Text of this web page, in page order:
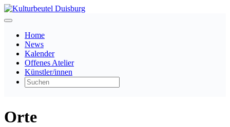
Home
News
Kalender
Offenes Atelier
Künstler/innen
Orte